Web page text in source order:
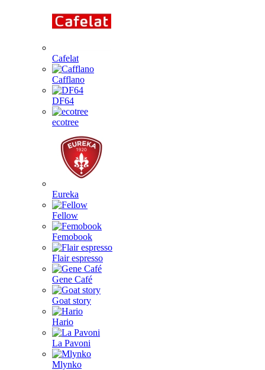
Cafelat
Cafflano
DF64
ecotree
Eureka
Fellow
Femobook
Flair espresso
Gene Café
Goat story
Hario
La Pavoni
Mlynko